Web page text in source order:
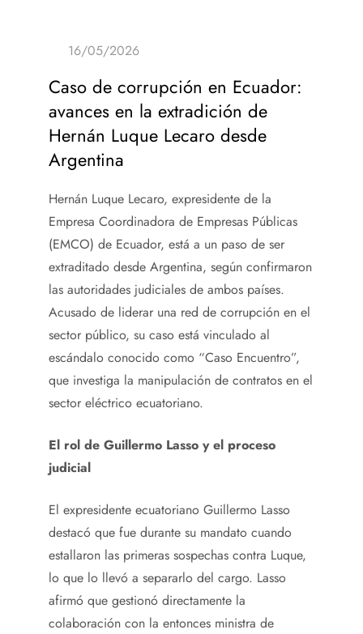
Caso de corrupción en Ecuador:
avances en la extradición de
Hernán Luque Lecaro desde
Argentina
Hernán Luque Lecaro, expresidente de la
Empresa Coordinadora de Empresas Públicas
(EMCO) de Ecuador, está a un paso de ser
extraditado desde Argentina, según confirmaron
las autoridades judiciales de ambos países.
Acusado de liderar una red de corrupción en el
sector público, su caso está vinculado al
escándalo conocido como “Caso Encuentro”,
que investiga la manipulación de contratos en el
sector eléctrico ecuatoriano.
El rol de Guillermo Lasso y el proceso
judicial
El expresidente ecuatoriano Guillermo Lasso
destacó que fue durante su mandato cuando
estallaron las primeras sospechas contra Luque,
lo que lo llevó a separarlo del cargo. Lasso
afirmó que gestionó directamente la
colaboración con la entonces ministra de